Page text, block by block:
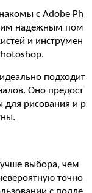
с Adobe Ph
надежным пом
и инструмен
подходит
Оно предост
для рисования и р
выбора, чем
точно